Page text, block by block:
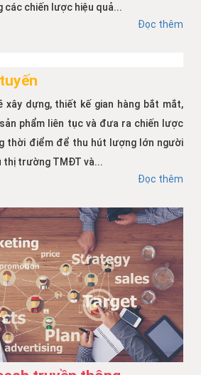
các chiến lược hiệu quả...
Đọc thêm
xây dựng, thiết kế gian hàng bắt mắt,
phẩm liên tục và đưa ra chiến lược
thời điểm để thu hút lượng lớn người
thị trường TMĐT và...
Đọc thêm